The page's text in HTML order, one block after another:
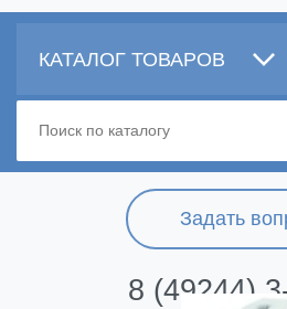
Задать
8 (49244)
КАТАЛОГ ТОВАРОВ